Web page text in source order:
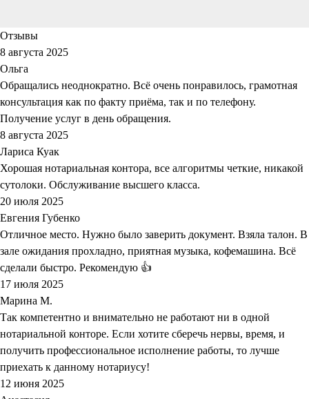
Отзывы
8 августа 2025
Ольга
Обращались неоднократно. Всё очень понравилось, грамотная
консультация как по факту приёма, так и по телефону.
Получение услуг в день обращения.
8 августа 2025
Лариса Куак
Хорошая нотариальная контора, все алгоритмы четкие, никакой
сутолоки. Обслуживание высшего класса.
20 июля 2025
Евгения Губенко
Отличное место. Нужно было заверить документ. Взяла талон. В
зале ожидания прохладно, приятная музыка, кофемашина. Всё
сделали быстро. Рекомендую 👍
17 июля 2025
Марина М.
Так компетентно и внимательно не работают ни в одной
нотариальной конторе. Если хотите сберечь нервы, время, и
получить профессиональное исполнение работы, то лучше
приехать к данному нотариусу!
12 июня 2025